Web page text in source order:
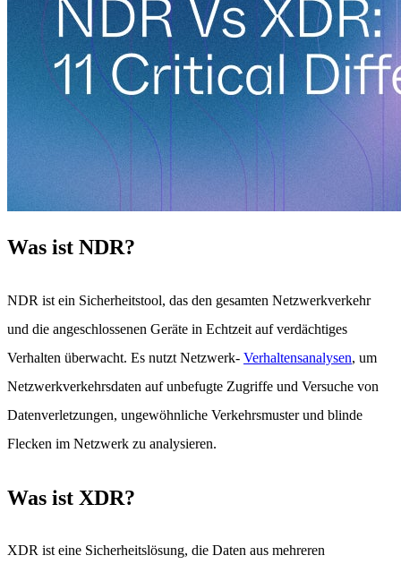
Was ist NDR?
NDR ist ein Sicherheitstool, das den gesamten Netzwerkverkehr
und die angeschlossenen Geräte in Echtzeit auf verdächtiges
Verhalten überwacht. Es nutzt Netzwerk- Verhaltensanalysen, um
Netzwerkverkehrsdaten auf unbefugte Zugriffe und Versuche von
Datenverletzungen, ungewöhnliche Verkehrsmuster und blinde
Flecken im Netzwerk zu analysieren.
Was ist XDR?
XDR ist eine Sicherheitslösung, die Daten aus mehreren